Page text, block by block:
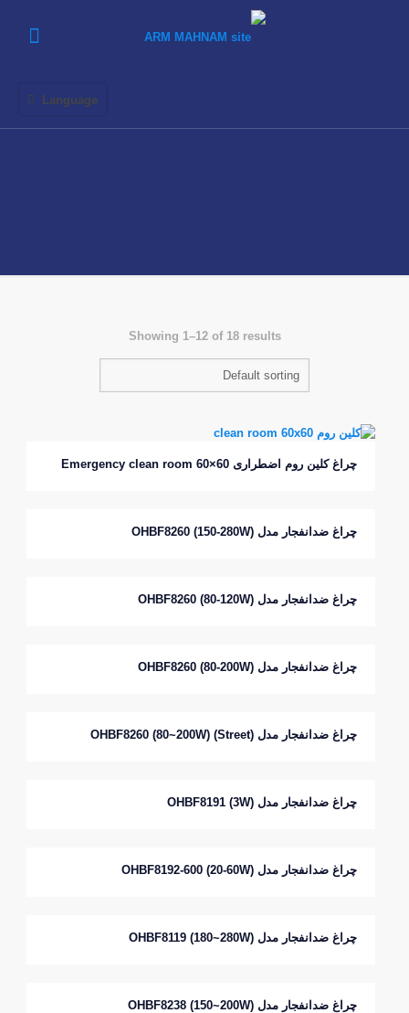
Language
Showing 1–12 of 18 results
چراغ کلین روم اضطراری Emergency clean room 60×60
چراغ ضدانفجار مدل OHBF8260 (150-280W)
چراغ ضدانفجار مدل OHBF8260 (80-120W)
چراغ ضدانفجار مدل OHBF8260 (80-200W)
چراغ ضدانفجار مدل OHBF8260 (80~200W) (Street)
چراغ ضدانفجار مدل OHBF8191 (3W)
چراغ ضدانفجار مدل OHBF8192-600 (20-60W)
چراغ ضدانفجار مدل OHBF8119 (180~280W)
چراغ ضدانفجار مدل OHBF8238 (150~200W)